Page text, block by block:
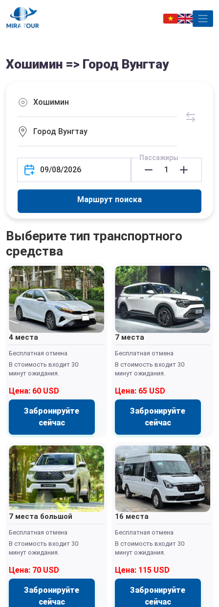
Хошимин => Город Вунгтау
Пассажиры
Маршрут поиска
Выберите тип транспортного
средства
4 места
Бесплатная отмена
В стоимость входит 30
минут ожидания.
Цена: 60 USD
Забронируйте
сейчас
7 места
Бесплатная отмена
В стоимость входит 30
минут ожидания.
Цена: 65 USD
Забронируйте
сейчас
7 места большой
Бесплатная отмена
В стоимость входит 30
минут ожидания.
Цена: 70 USD
Забронируйте
сейчас
16 места
Бесплатная отмена
В стоимость входит 30
минут ожидания.
Цена: 115 USD
Забронируйте
сейчас